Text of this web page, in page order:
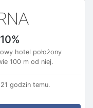
hotel położony
100 m od niej.
godzin temu.